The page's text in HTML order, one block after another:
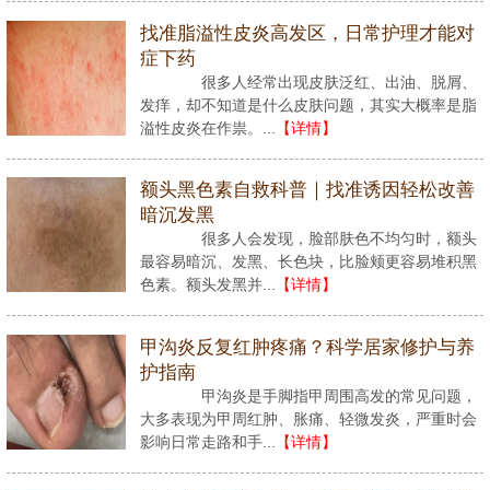
找准脂溢性皮炎高发区，日常护理才能对
症下药
很多人经常出现皮肤泛红、出油、脱屑、
发痒，却不知道是什么皮肤问题，其实大概率是脂
溢性皮炎在作祟。...
【详情】
额头黑色素自救科普｜找准诱因轻松改善
暗沉发黑
很多人会发现，脸部肤色不均匀时，额头
最容易暗沉、发黑、长色块，比脸颊更容易堆积黑
色素。额头发黑并... 【详情】
甲沟炎反复红肿疼痛？科学居家修护与养
护指南
甲沟炎是手脚指甲周围高发的常见问题，
大多表现为甲周红肿、胀痛、轻微发炎，严重时会
影响日常走路和手...
【详情】